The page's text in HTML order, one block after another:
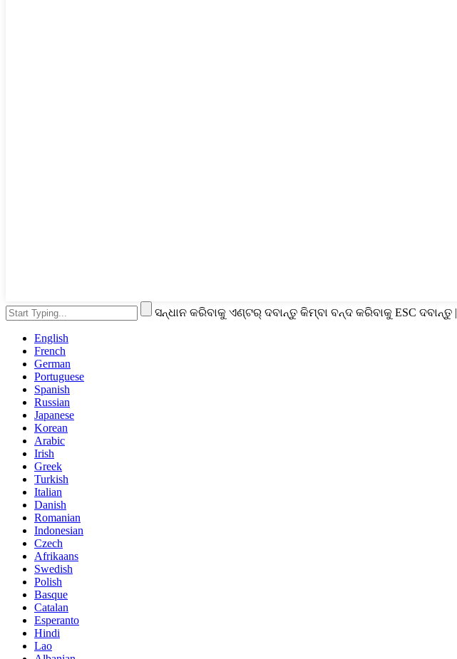
ସନ୍ଧାନ କରିବାକୁ ଏଣ୍ଟର୍ ଦବାନ୍ତୁ କିମ୍ବା ବନ୍ଦ କରିବାକୁ ESC ଦବାନ୍ତୁ |
English
French
German
Portuguese
Spanish
Russian
Japanese
Korean
Arabic
Irish
Greek
Turkish
Italian
Danish
Romanian
Indonesian
Czech
Afrikaans
Swedish
Polish
Basque
Catalan
Esperanto
Hindi
Lao